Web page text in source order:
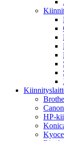
HP-